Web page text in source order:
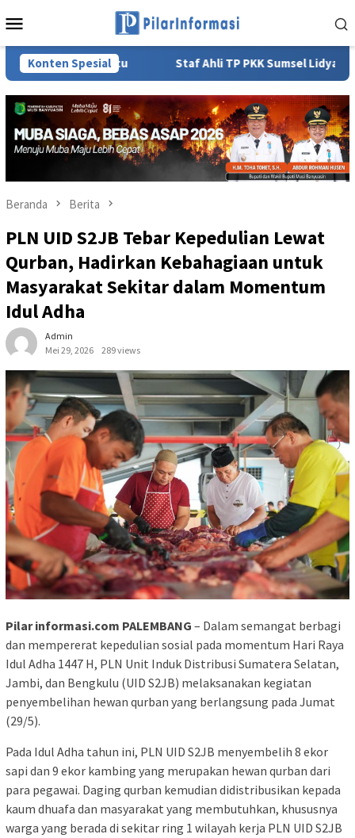
ke
Mobile
Konten SpesialStaf Ahli TP PKK Sumsel Lidyawati Cik Ujang:
Beranda Berita
PLN UID S2JB Tebar Kepedulian Lewat
Qurban, Hadirkan Kebahagiaan untuk
Masyarakat Sekitar dalam Momentum
Idul Adha
Admin
Mei 29, 2026
289 views
Pilar informasi.com PALEMBANG – Dalam semangat berbagi
dan mempererat kepedulian sosial pada momentum Hari Raya
Idul Adha 1447 H, PLN Unit Induk Distribusi Sumatera Selatan,
Jambi, dan Bengkulu (UID S2JB) melaksanakan kegiatan
penyembelihan hewan qurban yang berlangsung pada Jumat
(29/5).
Pada Idul Adha tahun ini, PLN UID S2JB menyembelih 8 ekor
sapi dan 9 ekor kambing yang merupakan hewan qurban dari
para pegawai. Daging qurban kemudian didistribusikan kepada
kaum dhuafa dan masyarakat yang membutuhkan, khususnya
warga yang berada di sekitar ring 1 wilayah kerja PLN UID S2JB